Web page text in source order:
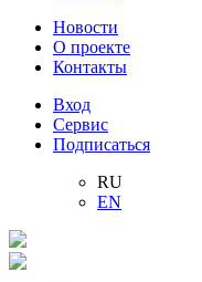
Новости
О проекте
Контакты
Вход
Сервис
Подписаться
RU
EN